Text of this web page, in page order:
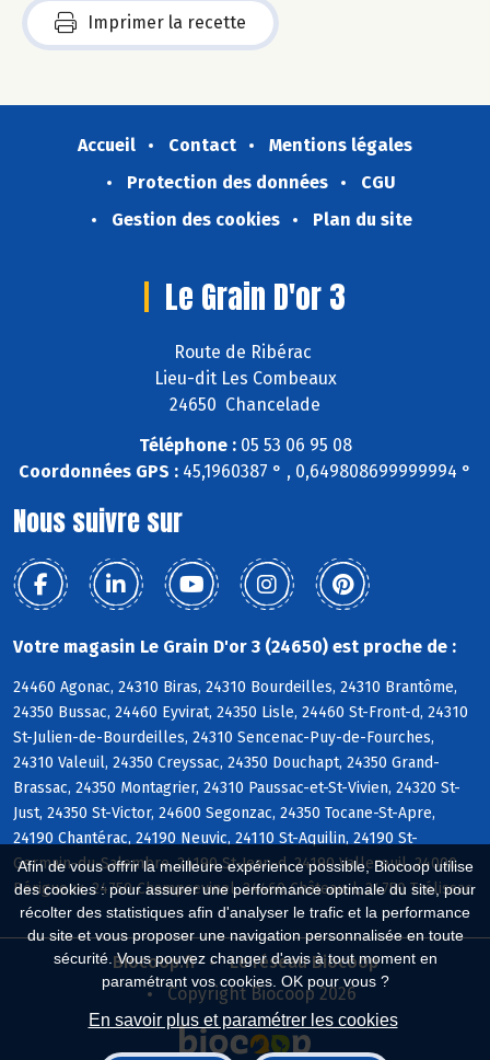
Afin de vous offrir la meilleure expérience possible, Biocoop utilise
des cookies : pour assurer une performance optimale du site, pour
récolter des statistiques afin d'analyser le trafic et la performance
du site et vous proposer une navigation personnalisée en toute
sécurité. Vous pouvez changer d'avis à tout moment en
paramétrant vos cookies. OK pour vous ?
En savoir plus et paramétrer les cookies
Imprimer la recette
Accueil Contact
Mentions légales
Protection des données
CGU
Gestion des cookies
Plan du site
Le Grain D'or 3
Route de Ribérac
Lieu-dit Les Combeaux
24650 Chancelade
Téléphone :05 53 06 95 08
Coordonnées GPS : 45,1960387 ° , 0,649808699999994 °
Nous suivre sur
Votre magasin Le Grain D'or 3 (24650) est proche de :
24460 Agonac, 24310 Biras, 24310 Bourdeilles, 24310 Brantôme,
24350 Bussac, 24460 Eyvirat, 24350 Lisle, 24460 St-Front-d, 24310
St-Julien-de-Bourdeilles, 24310 Sencenac-Puy-de-Fourches,
24310 Valeuil, 24350 Creyssac, 24350 Douchapt, 24350 Grand-
Brassac, 24350 Montagrier, 24310 Paussac-et-St-Vivien, 24320 St-
Just, 24350 St-Victor, 24600 Segonzac, 24350 Tocane-St-Apre,
24190 Chantérac, 24190 Neuvic, 24110 St-Aquilin, 24190 St-
Germain-du-Salembre, 24190 St-Jean-d, 24190 Vallereuil, 24000
Périgueux, 24750 Champcevinel, 24460 Château-l, 24750 Trélissac
Biocoop.fr
Le réseau Biocoop
Copyright Biocoop 2026